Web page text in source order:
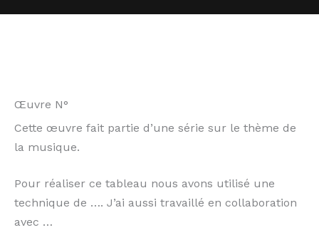
Œuvre N°
Cette œuvre fait partie d’une série sur le thème de
la musique.
Pour réaliser ce tableau nous avons utilisé une
technique de …. J’ai aussi travaillé en collaboration
avec …